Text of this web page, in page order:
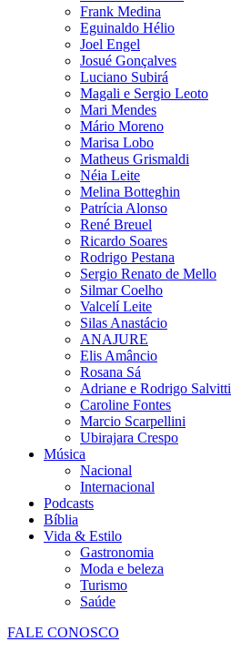
Frank Medina
Eguinaldo Hélio
Joel Engel
Josué Gonçalves
Luciano Subirá
Magali e Sergio Leoto
Mari Mendes
Mário Moreno
Marisa Lobo
Matheus Grismaldi
Néia Leite
Melina Botteghin
Patrícia Alonso
René Breuel
Ricardo Soares
Rodrigo Pestana
Sergio Renato de Mello
Silmar Coelho
Valcelí Leite
Silas Anastácio
ANAJURE
Elis Amâncio
Rosana Sá
Adriane e Rodrigo Salvitti
Caroline Fontes
Marcio Scarpellini
Ubirajara Crespo
Música
Nacional
Internacional
Podcasts
Bíblia
Vida & Estilo
Gastronomia
Moda e beleza
Turismo
Saúde
FALE CONOSCO